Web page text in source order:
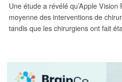
Une étude a révélé qu’Apple
moyenne des interventions de
tandis que les chirurgiens ont fait